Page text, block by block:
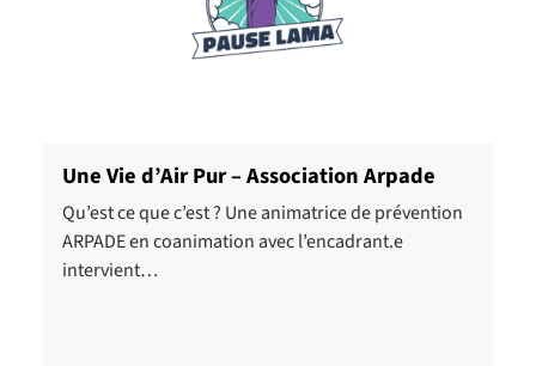
Une Vie d’Air Pur – Association Arpade
Qu’est ce que c’est ? Une animatrice de prévention
ARPADE en coanimation avec l’encadrant.e
intervient…